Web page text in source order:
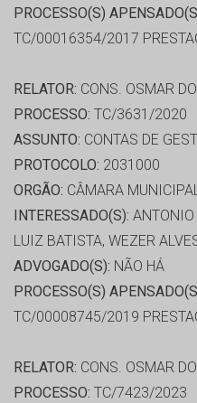
PROCESSO(S)
TC/00016354/2017
RELATOR: CONS. OSMAR
PROCESSO: TC/3631/2020
ASSUNTO: CONTAS DE
PROTOCOLO: 2031000
ORGÃO: CÂMARA
INTERESSADO(S):
LUIZ BATISTA, WEZER
ADVOGADO(S): NÃO HÁ
PROCESSO(S)
TC/00008745/2019
RELATOR: CONS. OSMAR
PROCESSO: TC/7423/2023